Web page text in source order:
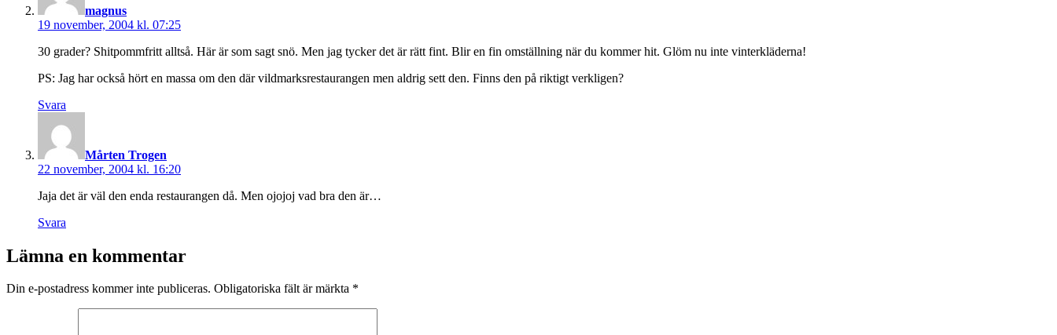
magnus
19 november, 2004 kl. 07:25
30 grader? Shitpommfritt alltså. Här är som sagt snö. Men jag tycker det är rätt fint. Blir en fin omställning när du kommer hit. Glöm nu inte vinterkläderna!
PS: Jag har också hört en massa om den där vildmarksrestaurangen men aldrig sett den. Finns den på riktigt verkligen?
Svara
Mårten Trogen
22 november, 2004 kl. 16:20
Jaja det är väl den enda restaurangen då. Men ojojoj vad bra den är…
Svara
Lämna en kommentar
Din e-postadress kommer inte publiceras. Obligatoriska fält är märkta *